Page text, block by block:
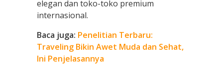
elegan dan toko-toko premium
internasional.
Baca juga: Penelitian Terbaru:
Traveling Bikin Awet Muda dan Sehat,
Ini Penjelasannya